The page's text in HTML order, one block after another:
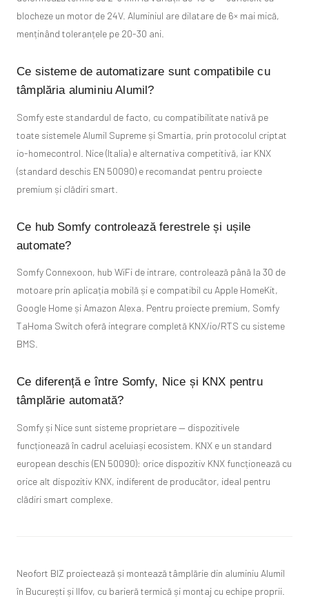
blocheze un motor de 24V. Aluminiul are dilatare de 6× mai mică,
menținând toleranțele pe 20-30 ani.
Ce sisteme de automatizare sunt compatibile cu
tâmplăria aluminiu Alumil?
Somfy este standardul de facto, cu compatibilitate nativă pe
toate sistemele Alumil Supreme și Smartia, prin protocolul criptat
io-homecontrol. Nice (Italia) e alternativa competitivă, iar KNX
(standard deschis EN 50090) e recomandat pentru proiecte
premium și clădiri smart.
Ce hub Somfy controlează ferestrele și ușile
automate?
Somfy Connexoon, hub WiFi de intrare, controlează până la 30 de
motoare prin aplicația mobilă și e compatibil cu Apple HomeKit,
Google Home și Amazon Alexa. Pentru proiecte premium, Somfy
TaHoma Switch oferă integrare completă KNX/io/RTS cu sisteme
BMS.
Ce diferență e între Somfy, Nice și KNX pentru
tâmplărie automată?
Somfy și Nice sunt sisteme proprietare — dispozitivele
funcționează în cadrul aceluiași ecosistem. KNX e un standard
european deschis (EN 50090): orice dispozitiv KNX funcționează cu
orice alt dispozitiv KNX, indiferent de producător, ideal pentru
clădiri smart complexe.
Neofort BIZ proiectează și montează tâmplărie din aluminiu Alumil
în București și Ilfov, cu barieră termică și montaj cu echipe proprii.